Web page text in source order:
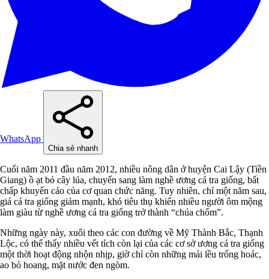
WhatsApp
Chia sẻ nhanh
Cuối năm 2011 đầu năm 2012, nhiều nông dân ở huyện Cai Lậy (Tiền
Giang) ồ ạt bỏ cây lúa, chuyển sang làm nghề ương cá tra giống, bất
chấp khuyến cáo của cơ quan chức năng. Tuy nhiên, chỉ một năm sau,
giá cá tra giống giảm mạnh, khó tiêu thụ khiến nhiều người ôm mộng
làm giàu từ nghề ương cá tra giống trở thành “chúa chổm”.
Những ngày này, xuôi theo các con đường về Mỹ Thành Bắc, Thạnh
Lộc, có thể thấy nhiều vết tích còn lại của các cơ sở ương cá tra giống
một thời hoạt động nhộn nhịp, giờ chỉ còn những mái lều trống hoác,
ao bỏ hoang, mặt nước đen ngòm.